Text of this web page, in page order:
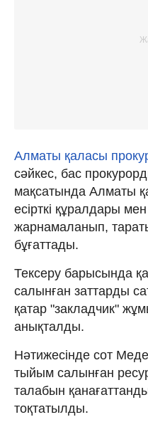
Алматы қаласы
сәйкес, бас
мақсатында Алматы
есірткі құралдары
жарнамаланып,
бұғаттады.
Тексеру барысында
салынған заттарды
қатар "закладчик"
анықталды.
Нәтижесінде сот
тыйым салынған
талабын
тоқтатылды.